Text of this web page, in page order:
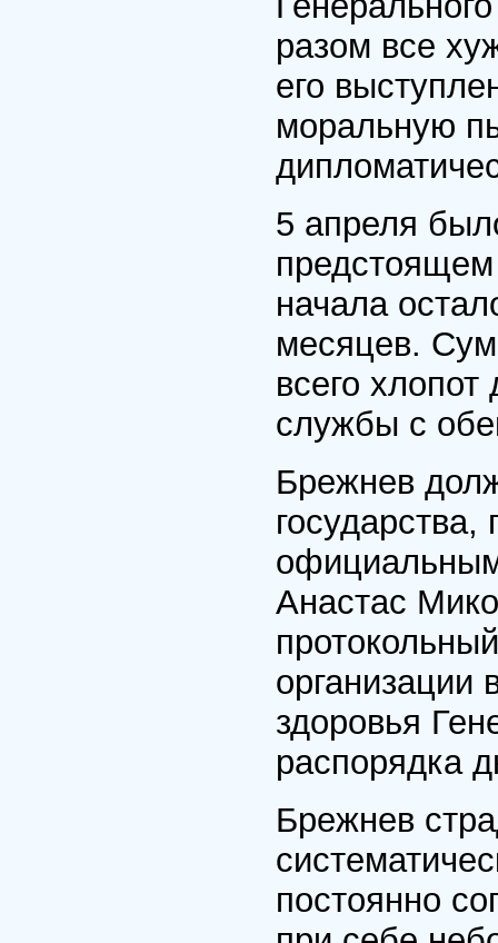
разом все
его
моральную
5 апреля
начала
месяцев.
всего
службы с
Брежнев
Анастас
организации
здоровья
распорядка
Брежнев
постоянно